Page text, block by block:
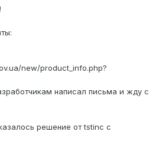
new/product_info.php?
написал письма и жду с
решение от tstinc с